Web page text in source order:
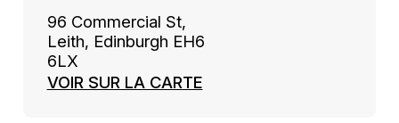
96 Commercial St,
Leith, Edinburgh EH6
6LX
VOIR SUR LA CARTE